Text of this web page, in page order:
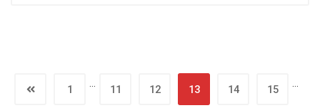
1 11 12 13 14 15